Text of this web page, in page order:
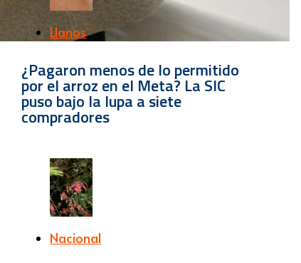
Llanos
¿Pagaron menos de lo permitido
por el arroz en el Meta? La SIC
puso bajo la lupa a siete
compradores
Nacional